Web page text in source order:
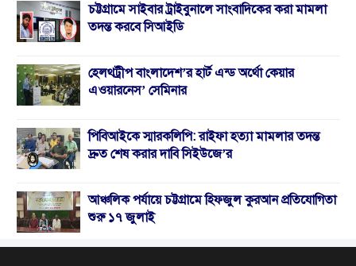
চট্টগ্রামে সাইবার ট্রাইবুনালে সাংবাদিকের করা মামলা
তদন্ত করবে সিআইডি
হেলথট্রীপ বাংলাদেশ’র হার্ট এন্ড অর্থো কেয়ার
এওয়ারনেস’ সেমিনার
পিবিআইকে স্মারকলিপি: রাইফা হত্যা মামলার তদন্ত
দ্রুত শেষ করার দাবি সিইউজে’র
আঞ্চলিক পর্যায়ে চট্টগ্রামে হিফজুল কুরআন প্রতিযোগিতা
শুরু ১৭ জুলাই